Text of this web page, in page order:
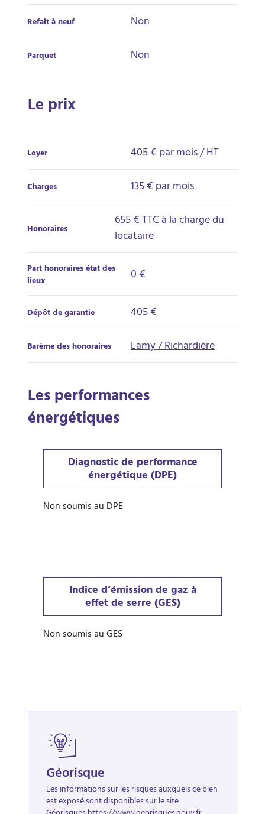
Refait à neuf Non
Parquet Non
Le prix
Loyer 405 €par mois / HT
Charges 135 € par mois
Honoraires 655 € TTC à la charge du
locataire
Part honoraires état des
lieux 0 €
Dépôt de garantie 405 €
Barème des honoraires Lamy / Richardière
Les performances
énergétiques
Diagnostic de performance
énergétique (DPE)
Non soumis au DPE
Indice d’émission de gaz à
effet de serre (GES)
Non soumis au GES
Géorisque
Les informations sur les risques auxquels ce bien
est exposé sont disponibles sur le site